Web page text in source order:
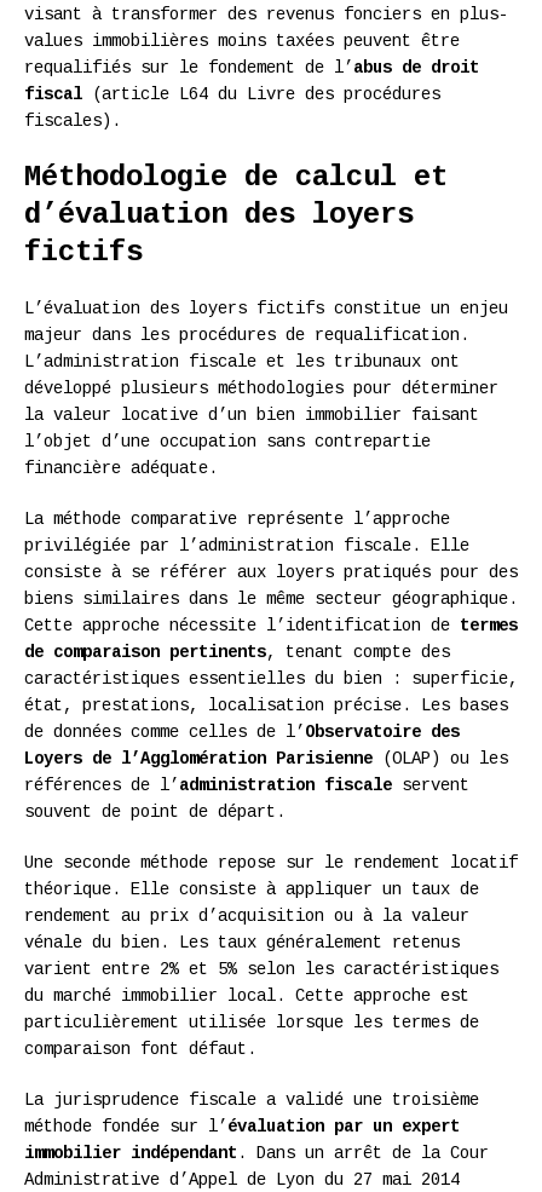
visant à transformer des revenus fonciers en plus-
values immobilières moins taxées peuvent être
requalifiés sur le fondement de l’ abus de droit
fiscal (article L64 du Livre des procédures
fiscales).
Méthodologie de calcul et
d’évaluation des loyers
fictifs
L’évaluation des loyers fictifs constitue un enjeu
majeur dans les procédures de requalification.
L’administration fiscale et les tribunaux ont
développé plusieurs méthodologies pour déterminer
la valeur locative d’un bien immobilier faisant
l’objet d’une occupation sans contrepartie
financière adéquate.
La méthode comparative représente l’approche
privilégiée par l’administration fiscale. Elle
consiste à se référer aux loyers pratiqués pour des
biens similaires dans le même secteur géographique.
Cette approche nécessite l’identification de termes
de comparaison pertinents, tenant compte des
caractéristiques essentielles du bien : superficie,
état, prestations, localisation précise. Les bases
de données comme celles de l’ Observatoire des
Loyers de l’Agglomération Parisienne (OLAP) ou les
références de l’ administration fiscale servent
souvent de point de départ.
Une seconde méthode repose sur le rendement locatif
théorique. Elle consiste à appliquer un taux de
rendement au prix d’acquisition ou à la valeur
vénale du bien. Les taux généralement retenus
varient entre 2% et 5% selon les caractéristiques
du marché immobilier local. Cette approche est
particulièrement utilisée lorsque les termes de
comparaison font défaut.
La jurisprudence fiscale a validé une troisième
méthode fondée sur l’ évaluation par un expert
immobilier indépendant . Dans un arrêt de la Cour
Administrative d’Appel de Lyon du 27 mai 2014